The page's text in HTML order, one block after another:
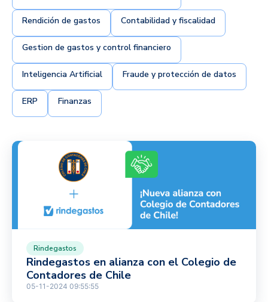
Rendición de gastos Contabilidad y fiscalidad
Gestion de gastos y control financiero
Inteligencia Artificial Fraude y protección de datos
ERP Finanzas
Rindegastos
Rindegastos en alianza con el Colegio de
Contadores de Chile
05-11-2024 09:55:55